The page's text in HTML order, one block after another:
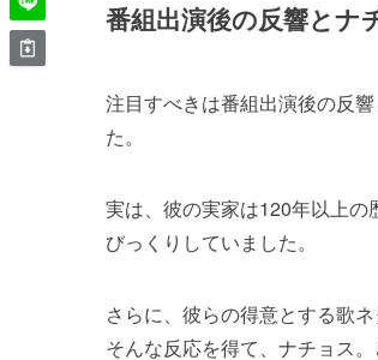
番組出演後の反響とナ
注目すべきは番組出演後の反
た。
実は、彼の実家は120年以上
びっくりしていました。
さらに、彼らの得意とする歌
そんな反応を得て、ナチョス